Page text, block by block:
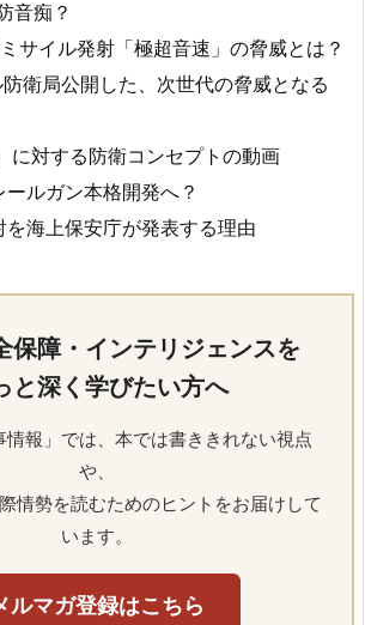
音痴？
サイル発射「極超音速」の脅威とは？
衛局公開した、次世代の脅威となる
に対する防衛コンセプトの動画
ルガン本格開発へ？
海上保安庁が発表する理由
保障・インテリジェンスを
と深く学びたい方へ
情報」では、本では書ききれない視点
や、
情勢を読むためのヒントをお届けして
います。
ルマガ登録はこちら